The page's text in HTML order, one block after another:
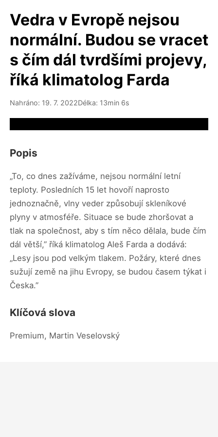
Vedra v Evropě nejsou
normální. Budou se vracet
s čím dál tvrdšími projevy,
říká klimatolog Farda
Nahráno: 19. 7. 2022Délka: 13min 6s
Popis
„To, co dnes zažíváme, nejsou normální letní
teploty. Posledních 15 let hovoří naprosto
jednoznačně, vlny veder způsobují skleníkové
plyny v atmosféře. Situace se bude zhoršovat a
tlak na společnost, aby s tím něco dělala, bude čím
dál větší,” říká klimatolog Aleš Farda a dodává:
„Lesy jsou pod velkým tlakem. Požáry, které dnes
sužují země na jihu Evropy, se budou časem týkat i
Česka.”
Klíčová slova
Premium, Martin Veselovský